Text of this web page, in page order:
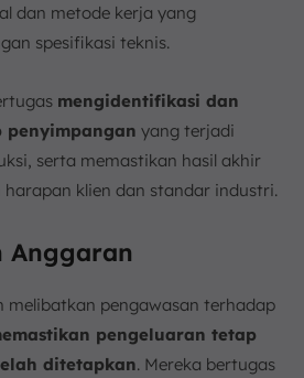
dan metode kerja yang
spesifikasi teknis.
mengidentifikasi dan
penyimpangan yang terjadi
serta memastikan hasil akhir
harapan klien dan standar industri.
Anggaran
melibatkan pengawasan terhadap
pengeluaran tetap
ditetapkan. Mereka bertugas